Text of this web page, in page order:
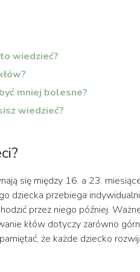
wiedzieć?
mniej bolesne?
wiedzieć?
się między 16. a 23.
dziecka przebiega
przez niego później.
kłów dotyczy zarówno
że każde dziecko